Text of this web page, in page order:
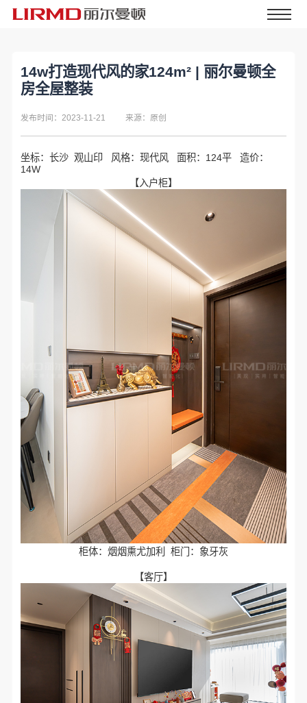
14w打造现代风的家124m² | 丽尔曼顿全
房全屋整装
发布时间：2023-11-21 来源：原创
坐标：长沙 观山印 风格：现代风 面积：124平 造价：
14W
【入户柜】
柜体：烟烟熏尤加利 柜门：象牙灰
【客厅】